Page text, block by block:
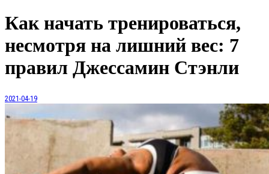
Как начать тренироваться,
несмотря на лишний вес: 7
правил Джессамин Стэнли
2021-04-19